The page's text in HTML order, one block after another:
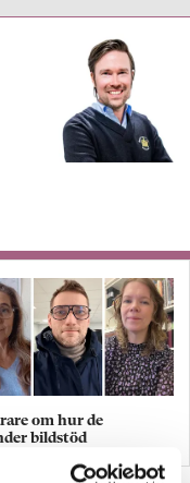
om hur de
bildstöd